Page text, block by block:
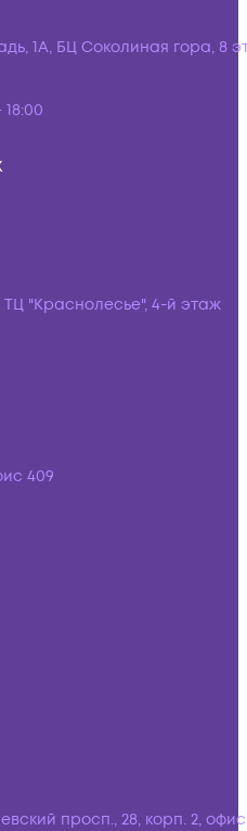
1А, БЦ Соколиная гора, 8
ТЦ "Краснолесье", 4-й этаж
409
просп., 28, корп. 2,